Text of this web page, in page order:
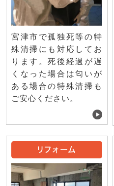
宮津市で孤独死等の特
殊清掃にも対応してお
ります。死後経過が遅
くなった場合は匂いが
ある場合の特殊清掃も
ご安心ください。
リフォーム